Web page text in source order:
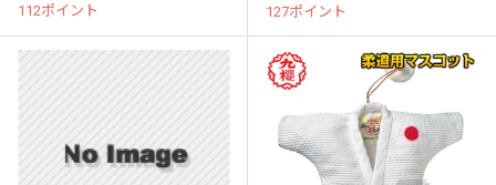
112ポイント 127ポイント